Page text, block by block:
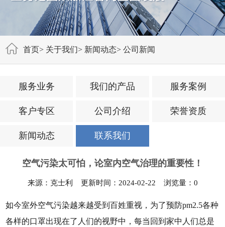
首页> 关于我们> 新闻动态>公司新闻
服务业务 我们的产品 服务案例
客户专区 公司介绍 荣誉资质
新闻动态 联系我们
空气污染太可怕，论室内空气治理的重要性！
来源：克士利 更新时间：2024-02-22 浏览量： 0
如今室外空气污染越来越受到百姓重视，为了预防pm2.5各种
各样的口罩出现在了人们的视野中，每当回到家中人们总是